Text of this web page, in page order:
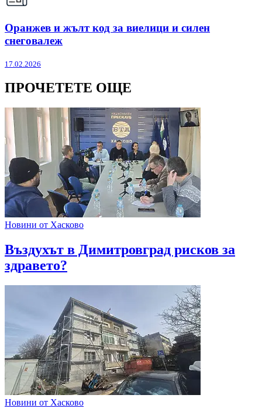
Оранжев и жълт код за виелици и силен
снеговалеж
17.02.2026
ПРОЧЕТЕТЕ ОЩЕ
Новини от Хасково
Въздухът в Димитровград рисков за
здравето?
Новини от Хасково